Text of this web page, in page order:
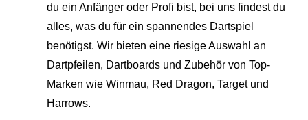
du ein Anfänger oder Profi bist, bei uns findest du
alles, was du für ein spannendes Dartspiel
benötigst. Wir bieten eine riesige Auswahl an
Dartpfeilen, Dartboards und Zubehör von Top-
Marken wie Winmau, Red Dragon, Target und
Harrows.